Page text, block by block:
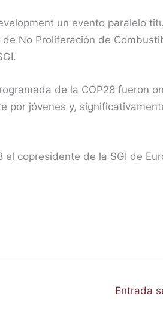
un evento paralelo
No Proliferación de
de la COP28 fueron
por jóvenes y,
copresidente de la SGI de
Entrada